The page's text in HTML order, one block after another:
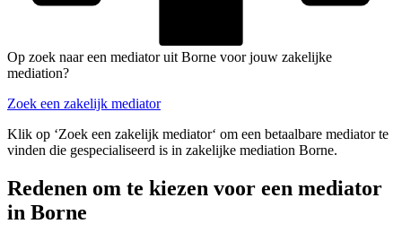
Op zoek naar een mediator uit Borne voor jouw zakelijke
mediation?
Zoek een zakelijk mediator
Klik op ‘Zoek een zakelijk mediator‘ om een betaalbare mediator te
vinden die gespecialiseerd is in zakelijke mediation Borne.
Redenen om te kiezen voor een mediator
in Borne